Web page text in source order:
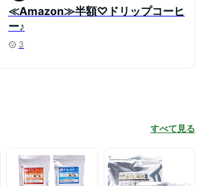
≪Amazon≫半額♡ドリップコーヒ
ー♪
3
すべて見る